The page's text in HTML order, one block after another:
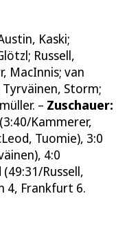
Kaski;
Russell,
MacInnis; van
Tyrväinen, Storm;
– Zuschauer:
Kammerer,
Tuomie), 3:0
4:0
Russell,
4, Frankfurt 6.